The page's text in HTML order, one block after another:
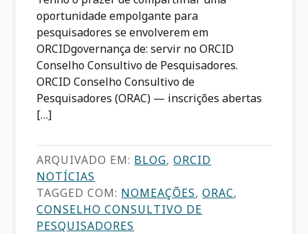
oportunidade empolgante para
pesquisadores se envolverem em
ORCIDgovernança de: servir no ORCID
Conselho Consultivo de Pesquisadores.
ORCID Conselho Consultivo de
Pesquisadores (ORAC) — inscrições abertas
[…]
ARQUIVADO EM: BLOG,ORCID
NOTÍCIAS
TAGGED COM: NOMEAÇÕES,ORAC,
CONSELHO CONSULTIVO DE
PESQUISADORES